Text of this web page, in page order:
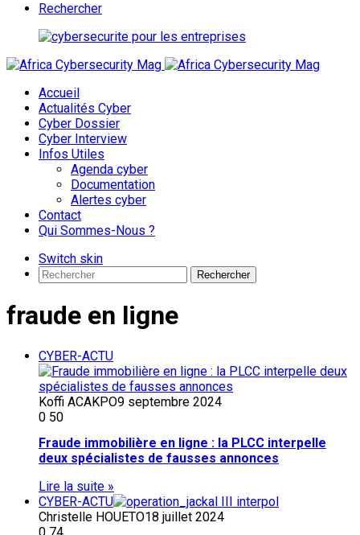
Rechercher
Accueil
Actualités Cyber
Cyber Dossier
Cyber Interview
Infos Utiles
Agenda cyber
Documentation
Alertes cyber
Contact
Qui Sommes-Nous ?
Switch skin
Rechercher
fraude en ligne
CYBER-ACTU
Koffi ACAKPO9 septembre 2024
0 50
Fraude immobilière en ligne : la PLCC interpelle
deux spécialistes de fausses annonces
Lire la suite »
CYBER-ACTU
Christelle HOUETO18 juillet 2024